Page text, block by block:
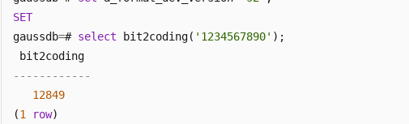
SET
gaussdb=# select bit2coding( '1234567890' );
------------
12849
(1 row)